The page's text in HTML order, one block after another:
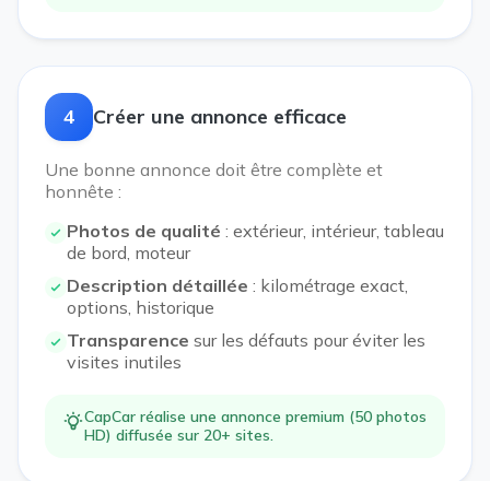
4 Créer une annonce efficace
Une bonne annonce doit être complète et
honnête :
Photos de qualité : extérieur, intérieur, tableau
de bord, moteur
Description détaillée : kilométrage exact,
options, historique
Transparence sur les défauts pour éviter les
visites inutiles
CapCar réalise une annonce premium (50 photos
HD) diffusée sur 20+ sites.